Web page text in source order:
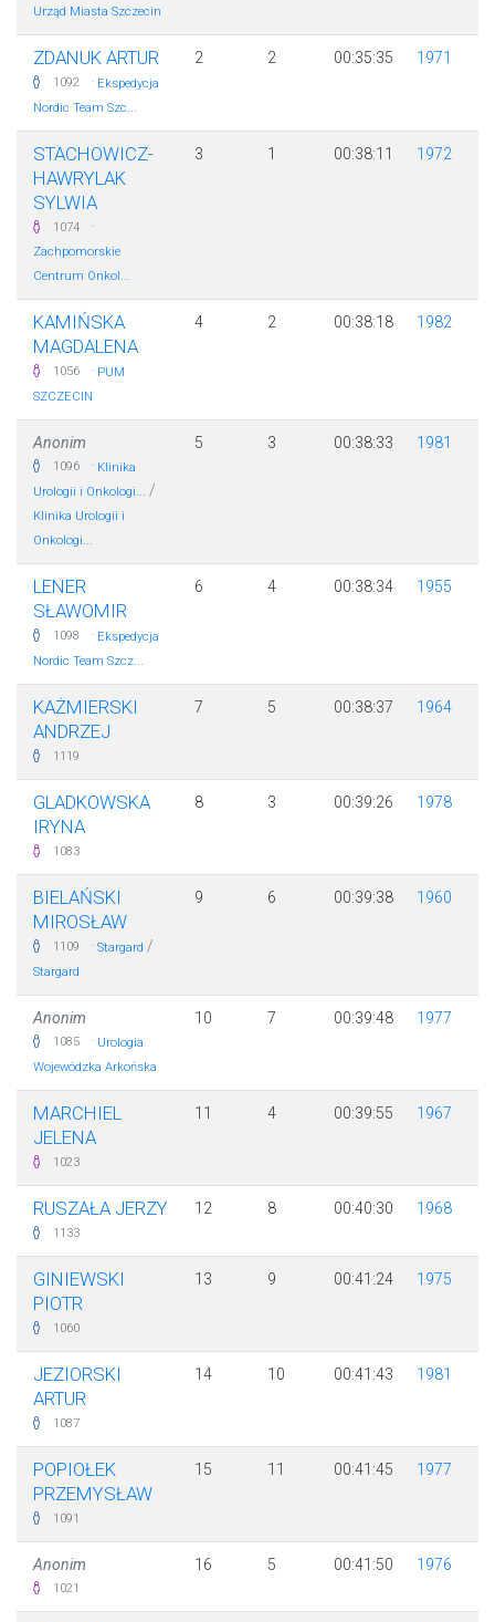
Urząd Miasta Szczecin
ZDANUK ARTUR
1092 · Ekspedycja
Nordic Team Szc...
2 2 00:35:35 1971
STACHOWICZ-
HAWRYLAK
SYLWIA
1074 ·
Zachpomorskie
Centrum Onkol...
3 1 00:38:11 1972
KAMIŃSKA
MAGDALENA
1056 · PUM
SZCZECIN
4 2 00:38:18 1982
Anonim
1096 · Klinika
Urologii i Onkologi... /
Klinika Urologii i
Onkologi...
5 3 00:38:33 1981
LENER
SŁAWOMIR
1098 · Ekspedycja
Nordic Team Szcz...
6 4 00:38:34 1955
KAŻMIERSKI
ANDRZEJ
1119
7 5 00:38:37 1964
GLADKOWSKA
IRYNA
1083
8 3 00:39:26 1978
BIELAŃSKI
MIROSŁAW
1109 · Stargard /
Stargard
9 6 00:39:38 1960
Anonim
1085 · Urologia
Wojewódzka Arkońska
10 7 00:39:48 1977
MARCHIEL
JELENA
1023
11 4 00:39:55 1967
RUSZAŁA JERZY
1133
12 8 00:40:30 1968
GINIEWSKI
PIOTR
1060
13 9 00:41:24 1975
JEZIORSKI
ARTUR
1087
14 10 00:41:43 1981
POPIOŁEK
PRZEMYSŁAW
1091
15 11 00:41:45 1977
Anonim
1021
16 5 00:41:50 1976